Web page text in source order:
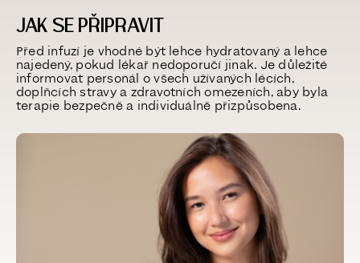
JAK SE PŘIPRAVIT
Před infuzí je vhodné být lehce hydratovaný a lehce
najedený, pokud lékař nedoporučí jinak. Je důležité
informovat personál o všech užívaných lécích,
doplňcích stravy a zdravotních omezeních, aby byla
terapie bezpečně a individuálně přizpůsobena.